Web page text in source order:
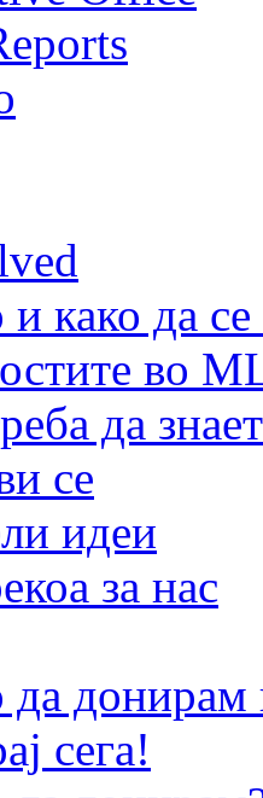
како да
во
да
се
идеи
за нас
да
сега!